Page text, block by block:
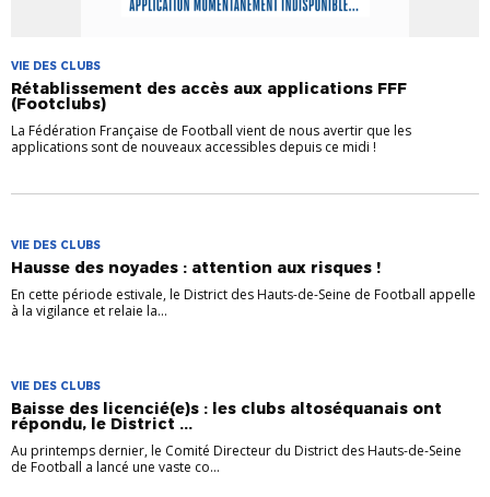
VIE DES CLUBS
Rétablissement des accès aux applications FFF
(Footclubs)
La Fédération Française de Football vient de nous avertir que les
applications sont de nouveaux accessibles depuis ce midi !
VIE DES CLUBS
Hausse des noyades : attention aux risques !
En cette période estivale, le District des Hauts-de-Seine de Football appelle
à la vigilance et relaie la...
VIE DES CLUBS
Baisse des licencié(e)s : les clubs altoséquanais ont
répondu, le District ...
Au printemps dernier, le Comité Directeur du District des Hauts-de-Seine
de Football a lancé une vaste co...